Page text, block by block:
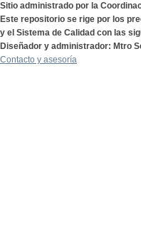
Sitio administrado por la
Este repositorio se rige por los
y el Sistema de Calidad con las
Diseñador y administrador: Mtro
Contacto y asesoría